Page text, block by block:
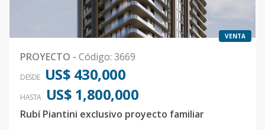
VENTA
PROYECTO - Código: 3669
DESDE US$ 430,000
HASTA US$ 1,800,000
Rubí Piantini exclusivo proyecto familiar